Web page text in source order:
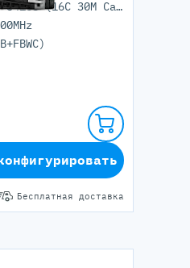
1x Intel Xeon Gold 5416S (16C 30M Cache 2.00 GHz)
Бесплатная доставка